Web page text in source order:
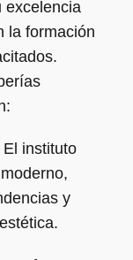
excelencia
la formación
El instituto
y